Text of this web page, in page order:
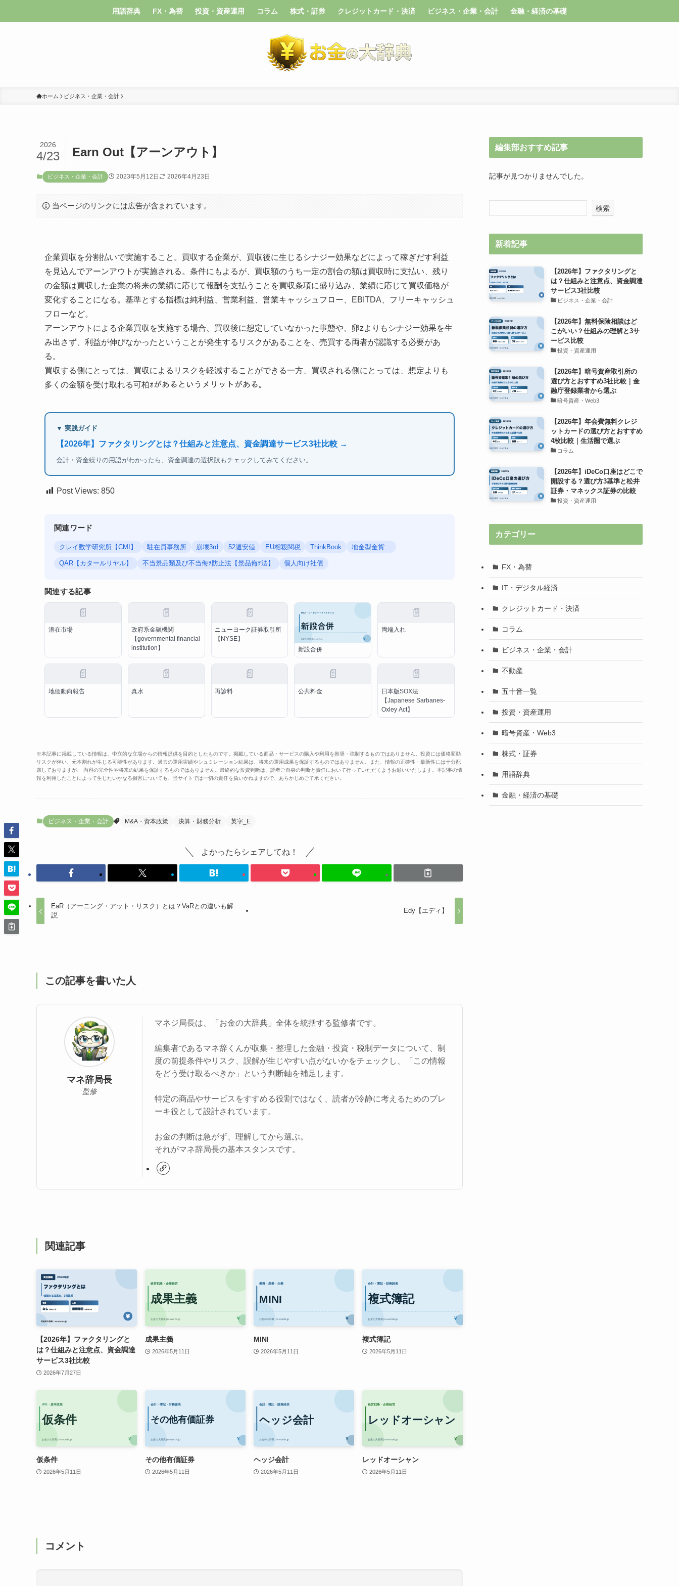
用語辞典 FX・為替 投資・資産運用 コラム 株式・証券 クレジットカード・決済 ビジネス・企業・会計 金融・経済の基礎
ホーム ビジネス・企業・会計
Earn Out【アーンアウト】
2026
4/23
ビジネス・企業・会計 2023年5月12日 2026年4月23日
当ページのリンクには広告が含まれています。
企業買収を分割払いで実施すること。買収する企業が、買収後に生じるシナジー効果などによって稼ぎだす利益
を見込んでアーンアウトが実施される。条件にもよるが、買収額のうち一定の割合の額は買収時に支払い、残り
の金額は買収した企業の将来の業績に応じて報酬を支払うことを買収条項に盛り込み、業績に応じて買収価格が
変化することになる。基準とする指標は純利益、営業利益、営業キャッシュフロー、EBITDA、フリーキャッシュ
フローなど。
アーンアウトによる企業買収を実施する場合、買収後に想定していなかった事態や、卵zよりもシナジー効果を生
み出さず、利益が伸びなかったということが発生するリスクがあることを、売買する両者が認識する必要があ
る。
買収する側にとっては、買収によるリスクを軽減することができる一方、買収される側にとっては、想定よりも
多くの金額を受け取れる可柏ｫがあるというメリットがある。
▼ 実践ガイド
【2026年】ファクタリングとは？仕組みと注意点、資金調達サービス3社比較 →
会計・資金繰りの用語がわかったら、資金調達の選択肢もチェックしてみてください。
Post Views: 850
関連ワード
クレイ数学研究所【CMI】 駐在員事務所 崩壊3rd 52週安値 EU相殺関税 ThinkBook 地金型金貨
QAR【カタールリヤル】 不当景品類及び不当侮ｦ防止法【景品侮ｦ法】 個人向け社債
関連する記事
📄
潜在市場
📄
政府系金融機関
【governmental financial
institution】
📄
ニューヨーク証券取引所
【NYSE】
新設合併
📄
両端入れ
📄
地価動向報告
📄
真水
📄
再診料
📄
公共料金
📄
日本版SOX法
【Japanese Sarbanes-
Oxley Act】
※本記事に掲載している情報は、中立的な立場からの情報提供を目的としたものです。掲載している商品・サービスの購入や利用を推奨・強制するものではありません。投資には価格変動
リスクが伴い、元本割れが生じる可能性があります。過去の運用実績やシュミレーション結果は、将来の運用成果を保証するものではありません。また、情報の正確性・最新性には十分配
慮しておりますが、 内容の完全性や将来の結果を保証するものではありません。最終的な投資判断は、読者ご自身の判断と責任において行っていただくようお願いいたします。本記事の情
報を利用したことによって生じたいかなる損害についても、当サイトでは一切の責任を負いかねますので、あらかじめご了承ください。
ビジネス・企業・会計 M&A・資本政策 決算・財務分析 英字_E
よかったらシェアしてね！
EaR（アーニング・アット・リスク）とは？VaRとの違いも解
説
Edy【エディ】
この記事を書いた人
マネ辞局長
監修
マネジ局長は、「お金の大辞典」全体を統括する監修者です。
編集者であるマネ辞くんが収集・整理した金融・投資・税制データについて、制
度の前提条件やリスク、誤解が生じやすい点がないかをチェックし、「この情報
をどう受け取るべきか」という判断軸を補足します。
特定の商品やサービスをすすめる役割ではなく、読者が冷静に考えるためのブレ
ーキ役として設計されています。
お金の判断は急がず、理解してから選ぶ。
それがマネ辞局長の基本スタンスです。
関連記事
【2026年】ファクタリングと
は？仕組みと注意点、資金調達
サービス3社比較
2026年7月27日
成果主義
2026年5月11日
MINI
2026年5月11日
複式簿記
2026年5月11日
仮条件
2026年5月11日
その他有価証券
2026年5月11日
ヘッジ会計
2026年5月11日
レッドオーシャン
2026年5月11日
コメント
編集部おすすめ記事
記事が見つかりませんでした。
検索
新着記事
【2026年】ファクタリングと
は？仕組みと注意点、資金調達
サービス3社比較
ビジネス・企業・会計
【2026年】無料保険相談はど
こがいい？仕組みの理解と3サ
ービス比較
投資・資産運用
【2026年】暗号資産取引所の
選び方とおすすめ3社比較｜金
融庁登録業者から選ぶ
暗号資産・Web3
【2026年】年会費無料クレジ
ットカードの選び方とおすすめ
4枚比較｜生活圏で選ぶ
コラム
【2026年】iDeCo口座はどこで
開設する？選び方3基準と松井
証券・マネックス証券の比較
投資・資産運用
カテゴリー
FX・為替
IT・デジタル経済
クレジットカード・決済
コラム
ビジネス・企業・会計
不動産
五十音一覧
投資・資産運用
暗号資産・Web3
株式・証券
用語辞典
金融・経済の基礎